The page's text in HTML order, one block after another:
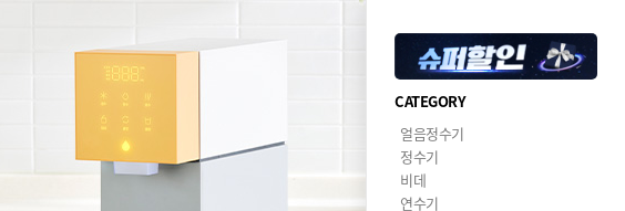
CATEGORY
얼음정수기
정수기
비데
연수기